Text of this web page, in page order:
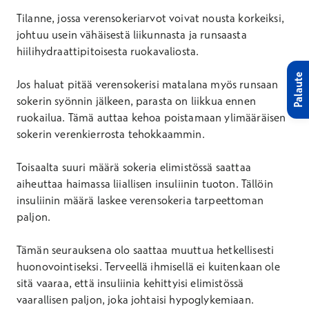
Tilanne, jossa verensokeriarvot voivat nousta korkeiksi,
johtuu usein vähäisestä liikunnasta ja runsaasta
hiilihydraattipitoisesta ruokavaliosta.
Jos haluat pitää verensokerisi matalana myös runsaan
sokerin syönnin jälkeen, parasta on liikkua ennen
ruokailua. Tämä auttaa kehoa poistamaan ylimääräisen
sokerin verenkierrosta tehokkaammin.
Toisaalta suuri määrä sokeria elimistössä saattaa
aiheuttaa haimassa liiallisen insuliinin tuoton. Tällöin
insuliinin määrä laskee verensokeria tarpeettoman
paljon.
Tämän seurauksena olo saattaa muuttua hetkellisesti
huonovointiseksi. Terveellä ihmisellä ei kuitenkaan ole
sitä vaaraa, että insuliinia kehittyisi elimistössä
vaarallisen paljon, joka johtaisi hypoglykemiaan.
Palaute